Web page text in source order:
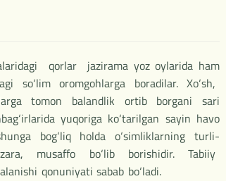
qorlar jazirama yoz oylarida ham
so‘lim oromgohlarga boradilar. Xo‘sh,
tomon balandlik ortib borgani sari
yuqoriga ko‘tarilgan sayin havo
bog‘liq holda o‘simliklarning turli-
musaffo bo‘lib borishidir. Tabiiy
qonuniyati sabab bo‘ladi.